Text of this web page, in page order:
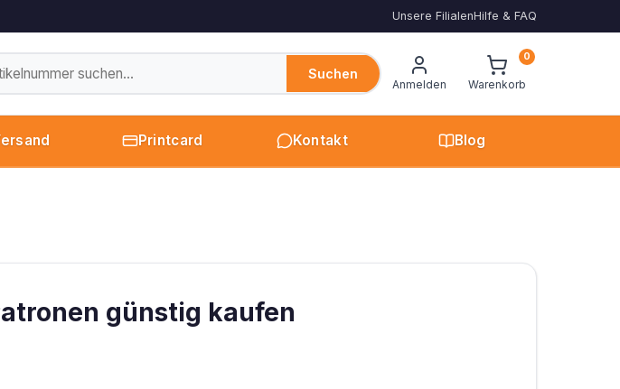
Unsere FilialenHilfe & FAQ
Suchen
Anmelden Warenkorb
0
Printcard Kontakt Blog
günstig kaufen